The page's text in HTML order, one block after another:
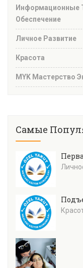
Информационные
Обеспечение
Личное Развитие
Красота
MYK Мастерство
Самые